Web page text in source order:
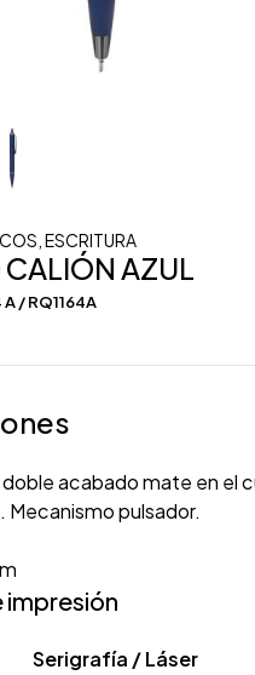
ESCRITURA
AZUL
A / RQ1164A
acabado mate en el
pulsador.
impresión
Serigrafía / Láser